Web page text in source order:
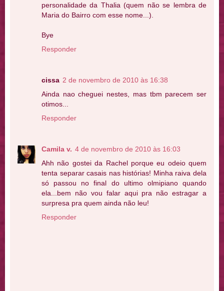
personalidade da Thalia (quem não se lembra de
Maria do Bairro com esse nome...).
Bye
Responder
cissa 2 de novembro de 2010 às 16:38
Ainda nao cheguei nestes, mas tbm parecem ser
otimos...
Responder
Camila v. 4 de novembro de 2010 às 16:03
Ahh não gostei da Rachel porque eu odeio quem
tenta separar casais nas histórias! Minha raiva dela
só passou no final do ultimo olmipiano quando
ela...bem não vou falar aqui pra não estragar a
surpresa pra quem ainda não leu!
Responder